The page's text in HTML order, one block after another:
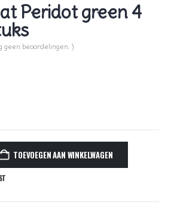
Peridot green 4
geen beoordelingen. )
TOEVOEGEN AAN WINKELWAGEN